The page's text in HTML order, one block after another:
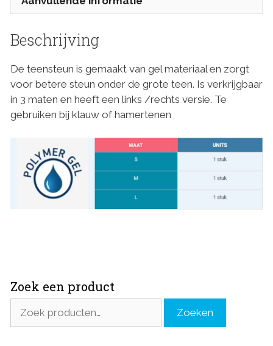
Beschrijving
De teensteun is gemaakt van gel materiaal en zorgt
voor betere steun onder de grote teen. Is verkrijgbaar
in 3 maten en heeft een links /rechts versie. Te
gebruiken bij klauw of hamertenen
Zoek een product
Zoeken